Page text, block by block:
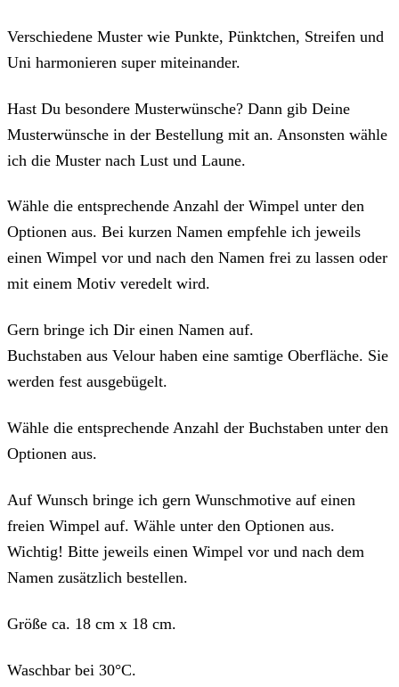
Verschiedene Muster wie Punkte, Pünktchen, Streifen und
Uni harmonieren super miteinander.
Hast Du besondere Musterwünsche? Dann gib Deine
Musterwünsche in der Bestellung mit an. Ansonsten wähle
ich die Muster nach Lust und Laune.
Wähle die entsprechende Anzahl der Wimpel unter den
Optionen aus. Bei kurzen Namen empfehle ich jeweils
einen Wimpel vor und nach den Namen frei zu lassen oder
mit einem Motiv veredelt wird.
Gern bringe ich Dir einen Namen auf.
Buchstaben aus Velour haben eine samtige Oberfläche. Sie
werden fest ausgebügelt.
Wähle die entsprechende Anzahl der Buchstaben unter den
Optionen aus.
Auf Wunsch bringe ich gern Wunschmotive auf einen
freien Wimpel auf. Wähle unter den Optionen aus.
Wichtig! Bitte jeweils einen Wimpel vor und nach dem
Namen zusätzlich bestellen.
Größe ca. 18 cm x 18 cm.
Waschbar bei 30°C.